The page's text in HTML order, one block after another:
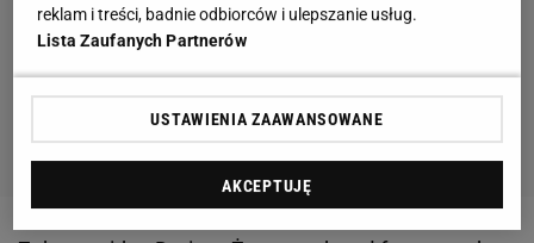
reklam i treści, badnie odbiorców i ulepszanie usług.
Lista Zaufanych Partnerów
USTAWIENIA ZAAWANSOWANE
AKCEPTUJĘ